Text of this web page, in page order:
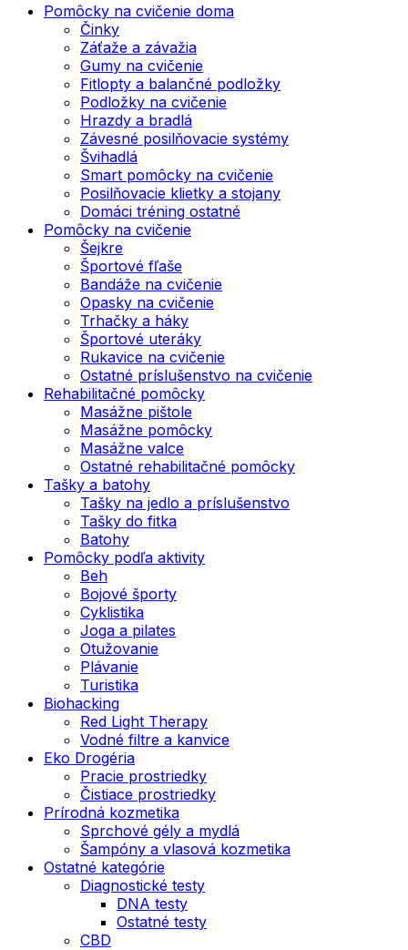
Pomôcky na cvičenie doma
Činky
Záťaže a závažia
Gumy na cvičenie
Fitlopty a balančné podložky
Podložky na cvičenie
Hrazdy a bradlá
Závesné posilňovacie systémy
Švihadlá
Smart pomôcky na cvičenie
Posilňovacie klietky a stojany
Domáci tréning ostatné
Pomôcky na cvičenie
Šejkre
Športové fľaše
Bandáže na cvičenie
Opasky na cvičenie
Trhačky a háky
Športové uteráky
Rukavice na cvičenie
Ostatné príslušenstvo na cvičenie
Rehabilitačné pomôcky
Masážne pištole
Masážne pomôcky
Masážne valce
Ostatné rehabilitačné pomôcky
Tašky a batohy
Tašky na jedlo a príslušenstvo
Tašky do fitka
Batohy
Pomôcky podľa aktivity
Beh
Bojové športy
Cyklistika
Joga a pilates
Otužovanie
Plávanie
Turistika
Biohacking
Red Light Therapy
Vodné filtre a kanvice
Eko Drogéria
Pracie prostriedky
Čistiace prostriedky
Prírodná kozmetika
Sprchové gély a mydlá
Šampóny a vlasová kozmetika
Ostatné kategórie
Diagnostické testy
DNA testy
Ostatné testy
CBD